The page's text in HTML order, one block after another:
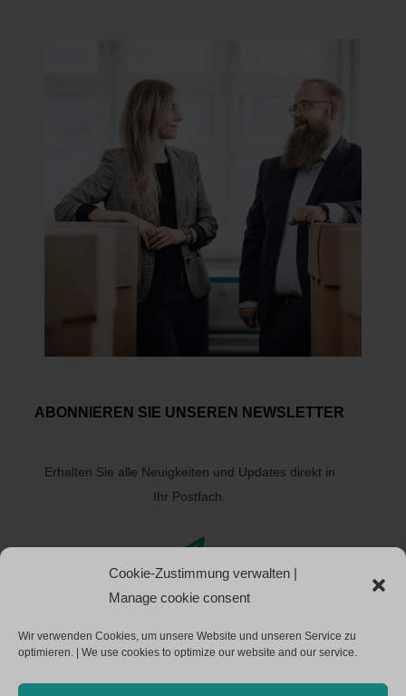
Cookie-Zustimmung verwalten |
Manage cookie consent
Wir verwenden Cookies, um unsere Website und unseren Service zu
optimieren. | We use cookies to optimize our website and our service.
ABONNIEREN SIE UNSEREN NEWSLETTER
Erhalten Sie alle Neuigkeiten und Updates direkt in
Ihr Postfach.

ABONNIEREN